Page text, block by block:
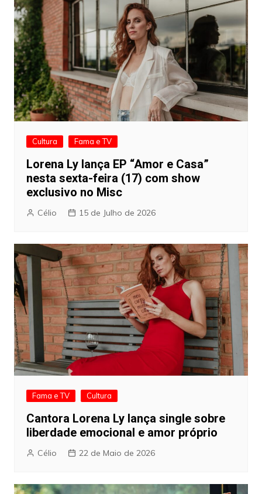
Cultura Fama e TV
Lorena Ly lança EP “Amor e Casa”
nesta sexta-feira (17) com show
exclusivo no Misc
Célio 15 de Julho de 2026
Fama e TV Cultura
Cantora Lorena Ly lança single sobre
liberdade emocional e amor próprio
Célio 22 de Maio de 2026